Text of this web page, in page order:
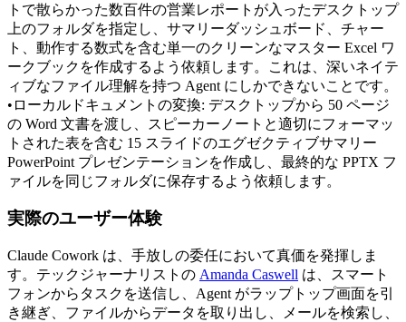
トで散らかった数百件の営業レポートが入ったデスクトップ
上のフォルダを指定し、サマリーダッシュボード、チャー
ト、動作する数式を含む単一のクリーンなマスター Excel ワ
ークブックを作成するよう依頼します。これは、深いネイテ
ィブなファイル理解を持つ Agent にしかできないことです。
• ローカルドキュメントの変換: デスクトップから 50 ページ
の Word 文書を渡し、スピーカーノートと適切にフォーマッ
トされた表を含む 15 スライドのエグゼクティブサマリー
PowerPoint プレゼンテーションを作成し、最終的な PPTX フ
ァイルを同じフォルダに保存するよう依頼します。
実際のユーザー体験
Claude Cowork は、手放しの委任において真価を発揮しま
す。テックジャーナリストの Amanda Caswell は、スマート
フォンからタスクを送信し、Agent がラップトップ画面を引
き継ぎ、ファイルからデータを取り出し、メールを検索し、